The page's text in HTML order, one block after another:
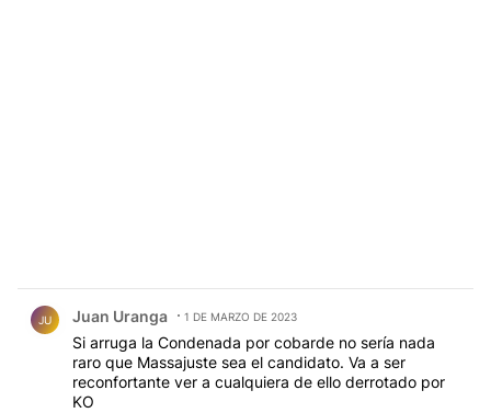
JU Juan Uranga 1 DE MARZO DE 2023
Si arruga la Condenada por cobarde no sería nada
raro que Massajuste sea el candidato. Va a ser
reconfortante ver a cualquiera de ello derrotado por
KO